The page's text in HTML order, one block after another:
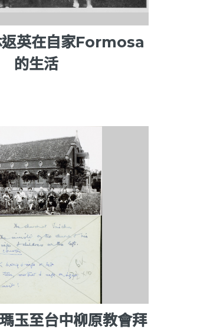
返英在自家Formosa
的生活
玉至台中柳原教會拜